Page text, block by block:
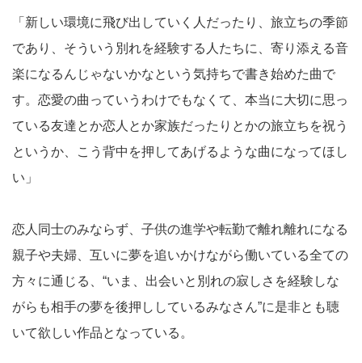
「新しい環境に飛び出していく人だったり、旅立ちの季節
であり、そういう別れを経験する人たちに、寄り添える音
楽になるんじゃないかなという気持ちで書き始めた曲で
す。恋愛の曲っていうわけでもなくて、本当に大切に思っ
ている友達とか恋人とか家族だったりとかの旅立ちを祝う
というか、こう背中を押してあげるような曲になってほし
い」
恋人同士のみならず、子供の進学や転勤で離れ離れになる
親子や夫婦、互いに夢を追いかけながら働いている全ての
方々に通じる、“いま、出会いと別れの寂しさを経験しな
がらも相手の夢を後押ししているみなさん”に是非とも聴
いて欲しい作品となっている。